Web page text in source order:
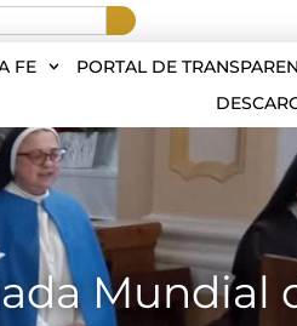
FE PORTAL DE
Mundial